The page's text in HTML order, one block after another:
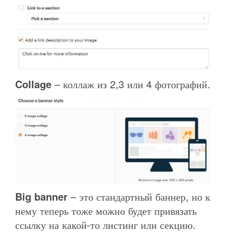
Collage – коллаж из 2,3 или 4 фотографий.
Big banner – это стандартный баннер, но к
нему теперь тоже можно будет привязать
ссылку на какой-то листинг или секцию.